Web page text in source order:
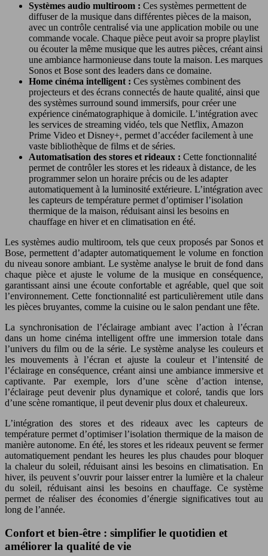
Systèmes audio multiroom : Ces systèmes permettent de
diffuser de la musique dans différentes pièces de la maison,
avec un contrôle centralisé via une application mobile ou une
commande vocale. Chaque pièce peut avoir sa propre playlist
ou écouter la même musique que les autres pièces, créant ainsi
une ambiance harmonieuse dans toute la maison. Les marques
Sonos et Bose sont des leaders dans ce domaine.
Home cinéma intelligent : Ces systèmes combinent des
projecteurs et des écrans connectés de haute qualité, ainsi que
des systèmes surround sound immersifs, pour créer une
expérience cinématographique à domicile. L’intégration avec
les services de streaming vidéo, tels que Netflix, Amazon
Prime Video et Disney+, permet d’accéder facilement à une
vaste bibliothèque de films et de séries.
Automatisation des stores et rideaux : Cette fonctionnalité
permet de contrôler les stores et les rideaux à distance, de les
programmer selon un horaire précis ou de les adapter
automatiquement à la luminosité extérieure. L’intégration avec
les capteurs de température permet d’optimiser l’isolation
thermique de la maison, réduisant ainsi les besoins en
chauffage en hiver et en climatisation en été.
Les systèmes audio multiroom, tels que ceux proposés par Sonos et
Bose, permettent d’adapter automatiquement le volume en fonction
du niveau sonore ambiant. Le système analyse le bruit de fond dans
chaque pièce et ajuste le volume de la musique en conséquence,
garantissant ainsi une écoute confortable et agréable, quel que soit
l’environnement. Cette fonctionnalité est particulièrement utile dans
les pièces bruyantes, comme la cuisine ou le salon pendant une fête.
La synchronisation de l’éclairage ambiant avec l’action à l’écran
dans un home cinéma intelligent offre une immersion totale dans
l’univers du film ou de la série. Le système analyse les couleurs et
les mouvements à l’écran et ajuste la couleur et l’intensité de
l’éclairage en conséquence, créant ainsi une ambiance immersive et
captivante. Par exemple, lors d’une scène d’action intense,
l’éclairage peut devenir plus dynamique et coloré, tandis que lors
d’une scène romantique, il peut devenir plus doux et chaleureux.
L’intégration des stores et des rideaux avec les capteurs de
température permet d’optimiser l’isolation thermique de la maison de
manière autonome. En été, les stores et les rideaux peuvent se fermer
automatiquement pendant les heures les plus chaudes pour bloquer
la chaleur du soleil, réduisant ainsi les besoins en climatisation. En
hiver, ils peuvent s’ouvrir pour laisser entrer la lumière et la chaleur
du soleil, réduisant ainsi les besoins en chauffage. Ce système
permet de réaliser des économies d’énergie significatives tout au
long de l’année.
Confort et bien-être : simplifier le quotidien et
améliorer la qualité de vie